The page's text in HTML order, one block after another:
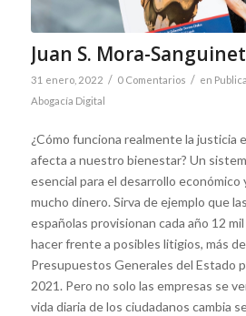
Juan S. Mora-
31 enero, 2022 / 0 Comentarios / en
Abogacía Digital
¿Cómo funciona realmente la justicia
afecta a nuestro bienestar? Un
esencial para el desarrollo
mucho dinero. Sirva de ejemplo que
españolas provisionan cada año 12
hacer frente a posibles litigios, más
Presupuestos Generales del Estado
2021. Pero no solo las empresas se
vida diaria de los ciudadanos cambia